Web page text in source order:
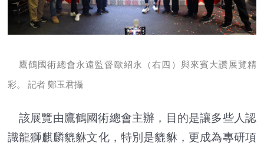
鷹鶴國術總會永遠監督歐紹永（右四）與來賓大讚展覽精
彩。 記者 鄭玉君攝
該展覽由鷹鶴國術總會主辦，目的是讓多些人認
識龍獅麒麟貔貅文化，特別是貔貅，更成為專研項